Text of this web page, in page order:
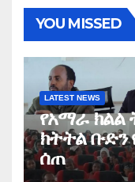
YOU MISSED
LATEST NEWS
የአማራ ክልል
ክትትል ቡድን
ሰጠ